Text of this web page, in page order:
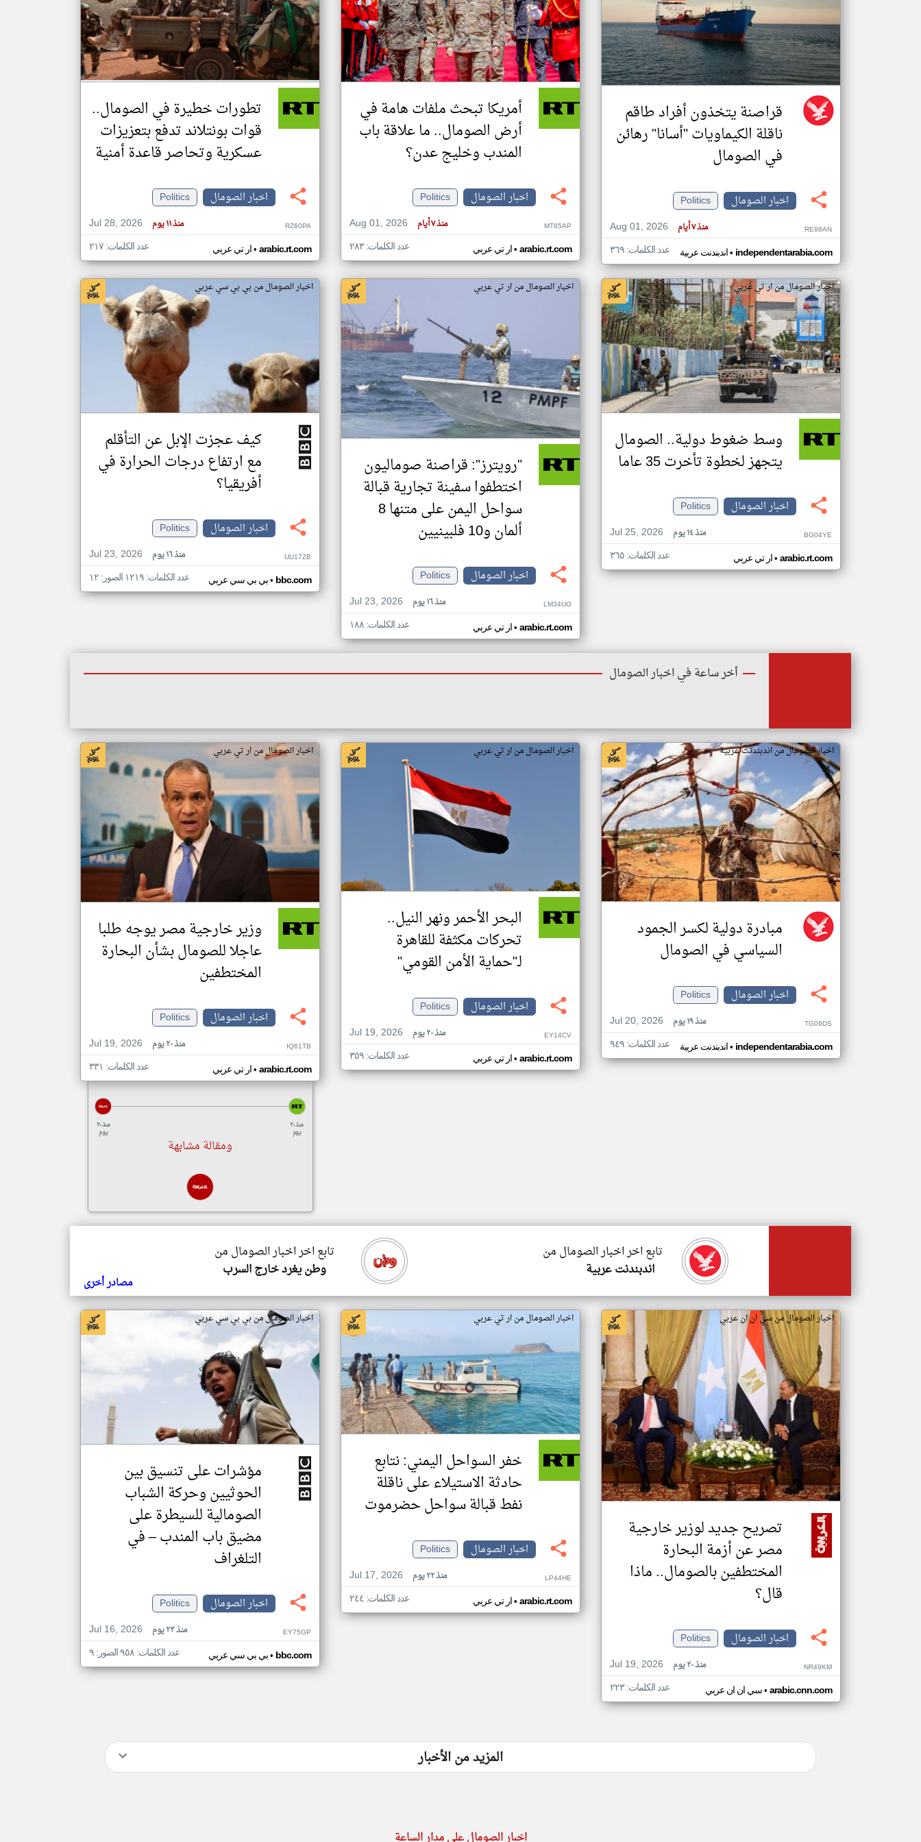
تغيير الدولة
مصادر الأخبار من الصومال
اخبار الصومال على مدار الساعة
أهم اخبار الصومال العاجلة والمباشرة
قراصنة يتخذون أفراد طاقم
ناقلة الكيماويات "أسانا" رهائن
في الصومال
اخبار الصومال
Politics
Aug 01, 2026
منذ ٧ أيام RE88AN
اندبندنت عربية• independentarabia.com عدد الكلمات: ٣٦٩
أمريكا تبحث ملفات هامة في
أرض الصومال.. ما علاقة باب
المندب وخليج عدن؟
اخبار الصومال
Politics
Aug 01, 2026
منذ ٧ أيام MT85AP
ار تي عربي• arabic.rt.com عدد الكلمات: ٢٨٣
تطورات خطيرة في الصومال..
قوات بونتلاند تدفع بتعزيزات
عسكرية وتحاصر قاعدة أمنية
اخبار الصومال
Politics
Jul 28, 2026
منذ ١١ يوم RZ60PA
ار تي عربي• arabic.rt.com عدد الكلمات: ٢١٧
اخبار الصومال من ار تي عربي
وسط ضغوط دولية.. الصومال
يتجهز لخطوة تأخرت 35 عاما
اخبار الصومال
Politics
Jul 25, 2026
منذ ١٤ يوم BG04YE
ار تي عربي• arabic.rt.com عدد الكلمات: ٣٦٥
اخبار الصومال من ار تي عربي
"رويترز": قراصنة صوماليون
اختطفوا سفينة تجارية قبالة
سواحل اليمن على متنها 8
ألمان و10 فلبينيين
اخبار الصومال
Politics
Jul 23, 2026
منذ ١٦ يوم LM34UG
ار تي عربي• arabic.rt.com عدد الكلمات: ١٨٨
اخبار الصومال من بي بي سي عربي
كيف عجزت الإبل عن التأقلم
مع ارتفاع درجات الحرارة في
أفريقيا؟
اخبار الصومال
Politics
Jul 23, 2026
منذ ١٦ يوم UU17ZB
بي بي سي عربي• bbc.com عدد الكلمات: ١٢١٩ الصور: ١٢
أخر ساعة في اخبار الصومال
اخبار الصومال من اندبندنت عربية
مبادرة دولية لكسر الجمود
السياسي في الصومال
اخبار الصومال
Politics
Jul 20, 2026
منذ ١٩ يوم TG09DS
اندبندنت عربية• independentarabia.com عدد الكلمات: ٩٤٩
اخبار الصومال من ار تي عربي
البحر الأحمر ونهر النيل..
تحركات مكثفة للقاهرة
لـ"حماية الأمن القومي"
اخبار الصومال
Politics
Jul 19, 2026
منذ ٢٠ يوم EY14CV
ار تي عربي• arabic.rt.com عدد الكلمات: ٣٥٩
اخبار الصومال من ار تي عربي
وزير خارجية مصر يوجه طلبا
عاجلا للصومال بشأن البحارة
المختطفين
اخبار الصومال
Politics
Jul 19, 2026
منذ ٢٠ يوم IQ61TB
ار تي عربي• arabic.rt.com عدد الكلمات: ٣٣١
منذ ٢٠
يوم
منذ ٢٠
يوم
ومقالة مشابهة
تابع اخر اخبار الصومال من
وطن يغرد خارج السرب
تابع اخر اخبار الصومال من
اندبندنت عربية
مصادر أخرى
اخبار الصومال من سي ان ان عربي
تصريح جديد لوزير خارجية
مصر عن أزمة البحارة
المختطفين بالصومال.. ماذا
قال؟
اخبار الصومال
Politics
Jul 19, 2026
منذ ٢٠ يوم NR49KM
سي ان ان عربي• arabic.cnn.com عدد الكلمات: ٢٢٣
اخبار الصومال من ار تي عربي
خفر السواحل اليمني: نتابع
حادثة الاستيلاء على ناقلة
نفط قبالة سواحل حضرموت
اخبار الصومال
Politics
Jul 17, 2026
منذ ٢٢ يوم LP44HE
ار تي عربي• arabic.rt.com عدد الكلمات: ٢٤٤
اخبار الصومال من بي بي سي عربي
مؤشرات على تنسيق بين
الحوثيين وحركة الشباب
الصومالية للسيطرة على
مضيق باب المندب – في
التلغراف
اخبار الصومال
Politics
Jul 16, 2026
منذ ٢٣ يوم EY75GP
بي بي سي عربي• bbc.com عدد الكلمات: ٩٥٨ الصور: ٩
المزيد من الأخبار
klyoum.com